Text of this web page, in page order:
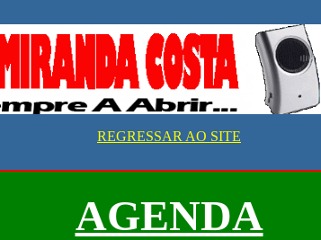
REGRESSAR AO SITE
AGENDA